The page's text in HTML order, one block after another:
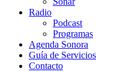
Radio
Podcast
Programas
Agenda Sonora
Guía de Servicios
Contacto